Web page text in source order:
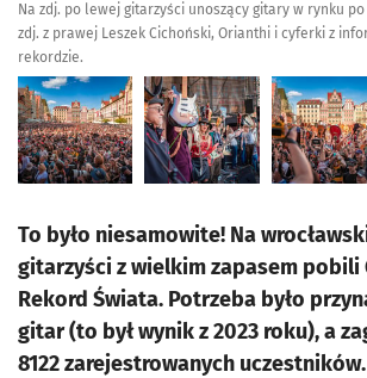
Na zdj. po lewej gitarzyści unoszący gitary w rynku
zdj. z prawej Leszek Cichoński, Orianthi i cyferki z
rekordzie.
To było niesamowite! Na
gitarzyści z wielkim zapasem pobili
Rekord Świata. Potrzeba było
gitar (to był wynik z 2023 roku), a
8122 zarejestrowanych